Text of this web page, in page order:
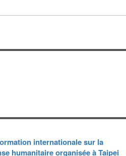
internationale sur la
humanitaire organisée à Taipei